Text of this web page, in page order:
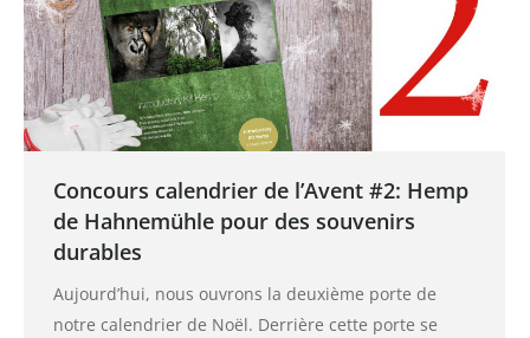
Concours calendrier de l’Avent #2: Hemp
de Hahnemühle pour des souvenirs
durables
Aujourd’hui, nous ouvrons la deuxième porte de
notre calendrier de Noël. Derrière cette porte se